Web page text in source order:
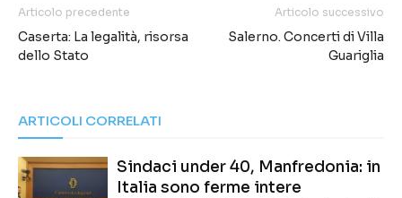
Articolo precedente
Caserta: La legalità, risorsa
dello Stato
Articolo successivo
Salerno. Concerti di Villa
Guariglia
ARTICOLI CORRELATI
Sindaci under 40, Manfredonia: in
Italia sono ferme intere